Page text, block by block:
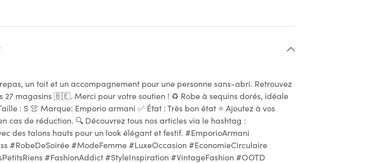
un toit et un accompagnement pour une personne sans-abri. Retrouvez
27 magasins 🇧🇪. Merci pour votre soutien ! ♻ Robe à sequins dorés, idéale
: S 👚 Marque: Emporio armani ✅ État : Très bon état ⭐ Ajoutez à vos
cas de réduction. 🔍 Découvrez tous nos articles via le hashtag :
des talons hauts pour un look élégant et festif. #EmporioArmani
#RobeDeSoirée #ModeFemme #LuxeOccasion #EconomieCirculaire
#FashionAddict #StyleInspiration #VintageFashion #OOTD